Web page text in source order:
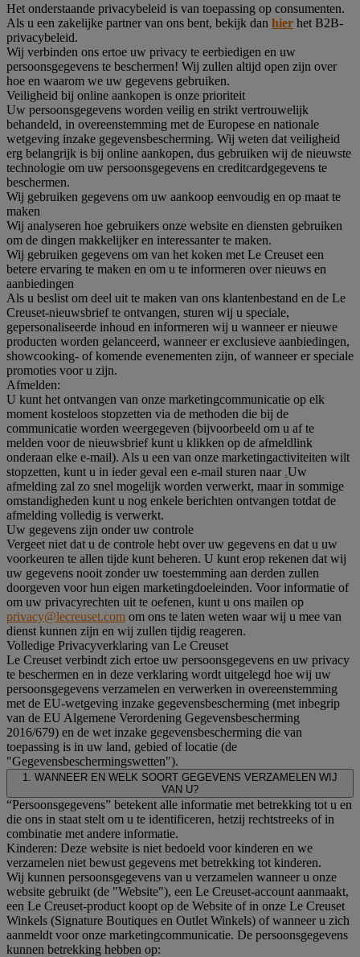
Het onderstaande privacybeleid is van toepassing op consumenten.
Als u een zakelijke partner van ons bent, bekijk dan hier het B2B-
privacybeleid.
Wij verbinden ons ertoe uw privacy te eerbiedigen en uw
persoonsgegevens te beschermen! Wij zullen altijd open zijn over
hoe en waarom we uw gegevens gebruiken.
Veiligheid bij online aankopen is onze prioriteit
Uw persoonsgegevens worden veilig en strikt vertrouwelijk
behandeld, in overeenstemming met de Europese en nationale
wetgeving inzake gegevensbescherming. Wij weten dat veiligheid
erg belangrijk is bij online aankopen, dus gebruiken wij de nieuwste
technologie om uw persoonsgegevens en creditcardgegevens te
beschermen.
Wij gebruiken gegevens om uw aankoop eenvoudig en op maat te
maken
Wij analyseren hoe gebruikers onze website en diensten gebruiken
om de dingen makkelijker en interessanter te maken.
Wij gebruiken gegevens om van het koken met Le Creuset een
betere ervaring te maken en om u te informeren over nieuws en
aanbiedingen
Als u beslist om deel uit te maken van ons klantenbestand en de Le
Creuset-nieuwsbrief te ontvangen, sturen wij u speciale,
gepersonaliseerde inhoud en informeren wij u wanneer er nieuwe
producten worden gelanceerd, wanneer er exclusieve aanbiedingen,
showcooking- of komende evenementen zijn, of wanneer er speciale
promoties voor u zijn.
Afmelden:
U kunt het ontvangen van onze marketingcommunicatie op elk
moment kosteloos stopzetten via de methoden die bij de
communicatie worden weergegeven (bijvoorbeeld om u af te
melden voor de nieuwsbrief kunt u klikken op de afmeldlink
onderaan elke e-mail). Als u een van onze marketingactiviteiten wilt
stopzetten, kunt u in ieder geval een e-mail sturen naar .Uw
afmelding zal zo snel mogelijk worden verwerkt, maar in sommige
omstandigheden kunt u nog enkele berichten ontvangen totdat de
afmelding volledig is verwerkt.
Uw gegevens zijn onder uw controle
Vergeet niet dat u de controle hebt over uw gegevens en dat u uw
voorkeuren te allen tijde kunt beheren. U kunt erop rekenen dat wij
uw gegevens nooit zonder uw toestemming aan derden zullen
doorgeven voor hun eigen marketingdoeleinden. Voor informatie of
om uw privacyrechten uit te oefenen, kunt u ons mailen op
privacy@lecreuset.com om ons te laten weten waar wij u mee van
dienst kunnen zijn en wij zullen tijdig reageren.
Volledige Privacyverklaring van Le Creuset
Le Creuset verbindt zich ertoe uw persoonsgegevens en uw privacy
te beschermen en in deze verklaring wordt uitgelegd hoe wij uw
persoonsgegevens verzamelen en verwerken in overeenstemming
met de EU-wetgeving inzake gegevensbescherming (met inbegrip
van de EU Algemene Verordening Gegevensbescherming
2016/679) en de wet inzake gegevensbescherming die van
toepassing is in uw land, gebied of locatie (de
"Gegevensbeschermingswetten").
1. WANNEER EN WELK SOORT GEGEVENS VERZAMELEN WIJ
VAN U?
“Persoonsgegevens” betekent alle informatie met betrekking tot u en
die ons in staat stelt om u te identificeren, hetzij rechtstreeks of in
combinatie met andere informatie.
Kinderen: Deze website is niet bedoeld voor kinderen en we
verzamelen niet bewust gegevens met betrekking tot kinderen.
Wij kunnen persoonsgegevens van u verzamelen wanneer u onze
website gebruikt (de "Website"), een Le Creuset-account aanmaakt,
een Le Creuset-product koopt op de Website of in onze Le Creuset
Winkels (Signature Boutiques en Outlet Winkels) of wanneer u zich
aanmeldt voor onze marketingcommunicatie. De persoonsgegevens
kunnen betrekking hebben op: